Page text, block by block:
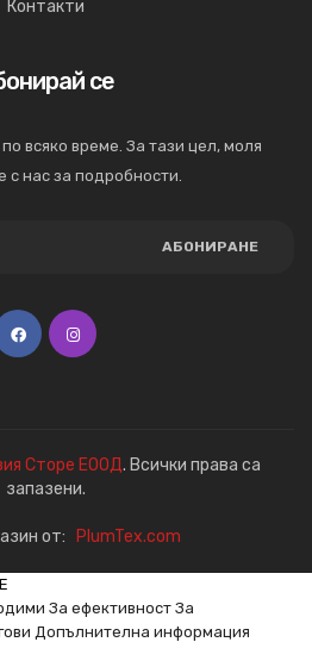
Контакти
се
всяко време. За тази цел, моля
с нас за подробности.
АБОНИРАНЕ
Сторе ЕООД. Всички права са
запазени.
от: PlumTex.com
За ефективност За
Допълнителна информация